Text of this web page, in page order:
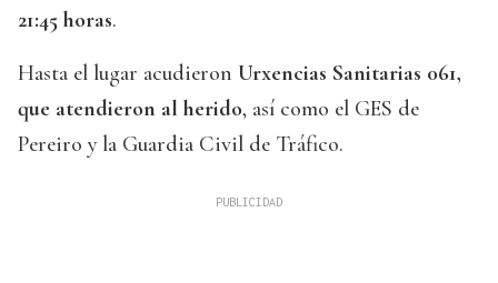
21:45 horas.
Hasta el lugar acudieron Urxencias Sanitarias 061,
que atendieron al herido, así como el GES de
Pereiro y la Guardia Civil de Tráfico.